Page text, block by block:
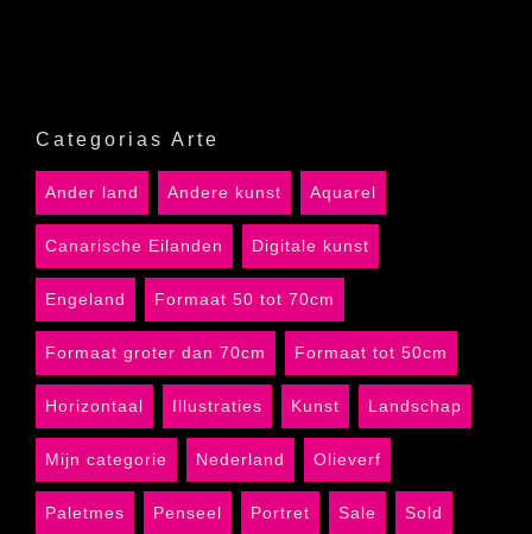
Categorias Arte
Ander land Andere kunst Aquarel
Canarische Eilanden Digitale kunst
Engeland Formaat 50 tot 70cm
Formaat groter dan 70cm Formaat tot 50cm
Horizontaal Illustraties Kunst Landschap
Mijn categorie Nederland Olieverf
Paletmes Penseel Portret Sale Sold